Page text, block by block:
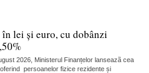
lei și euro, cu dobânzi
2026, Ministerul Finanțelor lanseazã cea
persoanelor fizice rezidente și